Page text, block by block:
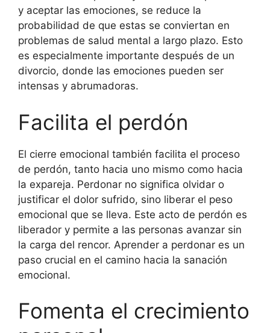
y aceptar las emociones, se reduce la
probabilidad de que estas se conviertan en
problemas de salud mental a largo plazo. Esto
es especialmente importante después de un
divorcio, donde las emociones pueden ser
intensas y abrumadoras.
Facilita el perdón
El cierre emocional también facilita el proceso
de perdón, tanto hacia uno mismo como hacia
la expareja. Perdonar no significa olvidar o
justificar el dolor sufrido, sino liberar el peso
emocional que se lleva. Este acto de perdón es
liberador y permite a las personas avanzar sin
la carga del rencor. Aprender a perdonar es un
paso crucial en el camino hacia la sanación
emocional.
Fomenta el crecimiento